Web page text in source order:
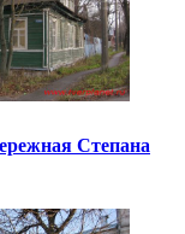
Степана